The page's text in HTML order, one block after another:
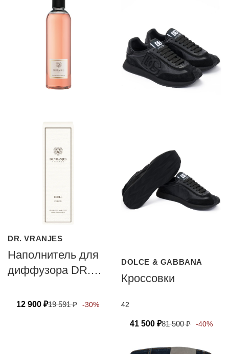
DR. VRANJES
Наполнитель для
диффузора DR.
FIRENZE FUOCO
12 900 ₽19 591₽ -30%
DOLCE & GABBANA
Кроссовки
42
41 500 ₽81 500₽ -40%